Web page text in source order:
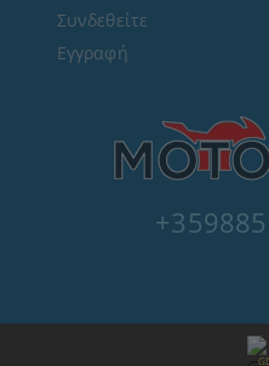
Συνδεθείτε
Εγγραφή